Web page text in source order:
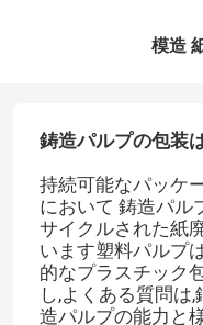
模造
鋳造パルプの包装
持続可能なパッケ
において 鋳造パル
サイクルされた紙
います塑料パルプ
的なプラスチック
し,よくある質問は
造パルプの能力と